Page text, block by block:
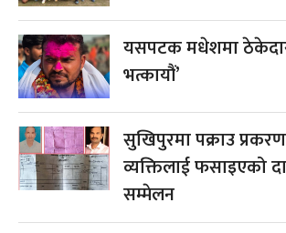
यसपटक मधेशमा
भत्कायौं’
सुखिपुरमा पक्राउ प्रकरण
व्यक्तिलाई फसाइएको
सम्मेलन